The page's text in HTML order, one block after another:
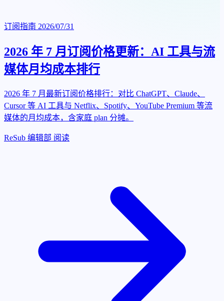
订阅指南 2026/07/31
2026 年 7 月订阅价格更新：AI 工具与流
媒体月均成本排行
2026 年 7 月最新订阅价格排行：对比 ChatGPT、Claude、
Cursor 等 AI 工具与 Netflix、Spotify、YouTube Premium 等流
媒体的月均成本，含家庭 plan 分摊。
ReSub 编辑部 阅读